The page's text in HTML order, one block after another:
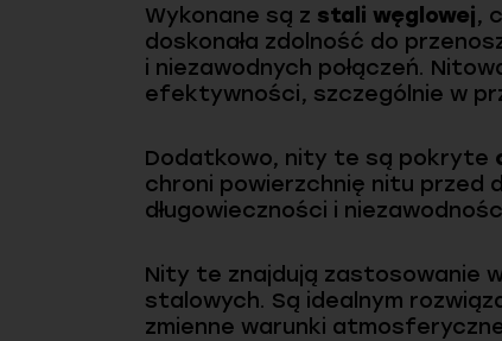
Wykonane są z stali węglowej,
doskonała zdolność do
i niezawodnych połączeń.
efektywności, szczególnie w
Dodatkowo, nity te są pokryte
chroni powierzchnię nitu przed
długowieczności i
Nity te znajdują zastosowanie
stalowych. Są idealnym
zmienne warunki